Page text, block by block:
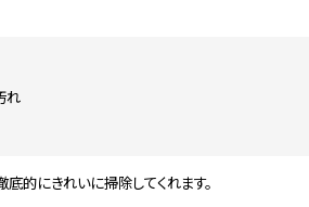
れ
的にきれいに掃除してくれます。